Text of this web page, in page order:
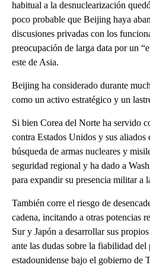
habitual a la desnuclearización
poco probable que Beijing haya
discusiones privadas con los
preocupación de larga data por un
este de Asia.
Beijing ha considerado durante
como un activo estratégico y un
Si bien Corea del Norte ha servido
contra Estados Unidos y sus aliados
búsqueda de armas nucleares y
seguridad regional y ha dado a
para expandir su presencia militar a
También corre el riesgo de
cadena, incitando a otras potencias
Sur y Japón a desarrollar sus
ante las dudas sobre la fiabilidad del
estadounidense bajo el gobierno de